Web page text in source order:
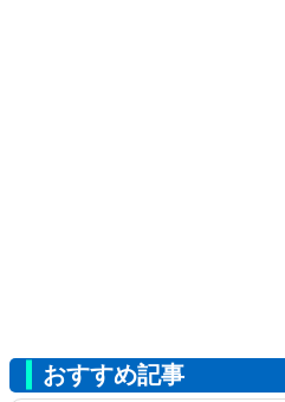
おすすめ記事